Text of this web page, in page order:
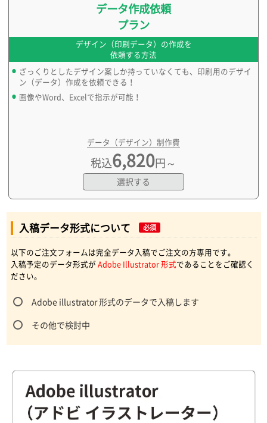
データ作成依頼
プラン
デザイン（印刷データ）の作成を
依頼する方法
ざっくりとしたデザイン案しか持っていなくても、印刷用のデザイ
ン（データ）作成を依頼できる！
画像やWord、Excelで指示が可能！
データ（デザイン）制作費
税込6,820円～
選択する
入稿データ形式について 必須
以下のご注文フォームは完全データ入稿でご注文の方専用です。
入稿予定のデータ形式が Adobe Illustrator 形式であることをご確認く
ださい。
Adobe illustrator 形式のデータで入稿します
その他で検討中